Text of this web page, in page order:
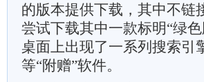
的版本提供下载，其中不链
尝试下载其中一款标明“绿
桌面上出现了一系列搜索引
等“附赠”软件。